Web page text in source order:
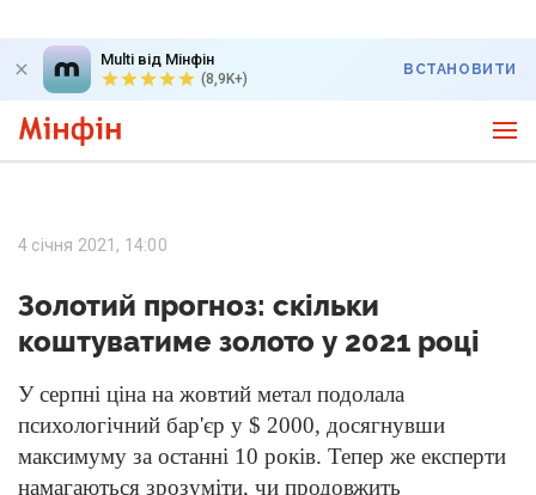
Multi від Мінфін
(8,9K+)
ВСТАНОВИТИ
4 січня 2021, 14:00
Золотий прогноз: скільки
коштуватиме золото у 2021 році
У серпні ціна на жовтий метал подолала
психологічний бар'єр у $ 2000, досягнувши
максимуму за останні 10 років. Тепер же експерти
намагаються зрозуміти, чи продовжить